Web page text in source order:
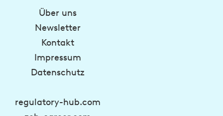
Über uns
Newsletter
Kontakt
Impressum
Datenschutz
regulatory-hub.com